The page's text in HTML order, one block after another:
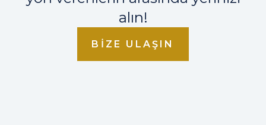
alın!
BIZE ULAŞIN